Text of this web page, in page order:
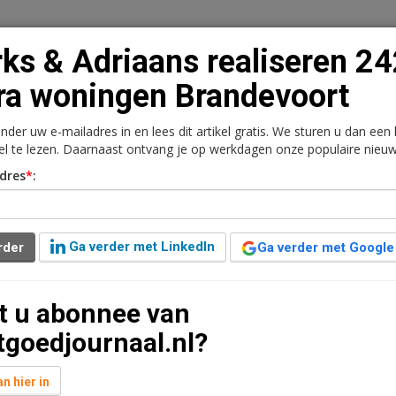
Vacaturebank Contact Abonnementen
242 extra
leestijd
Hurks – Adriaans een overeenkomst voor de
in De Veste, Liverdonk en Hazenwinkel in
& Adriaans realiseren
woningen Brandevoort
uw e-mailadres in en lees dit artikel gratis. We sturen u dan een
te lezen. Daarnaast ontvang je op werkdagen onze populaire
*:
Ga verder met LinkedIn Ga verder met Google
u abonnee van
hier in